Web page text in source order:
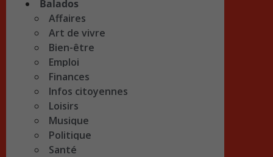
Balados
Affaires
Art de vivre
Bien-être
Emploi
Finances
Infos citoyennes
Loisirs
Musique
Politique
Santé